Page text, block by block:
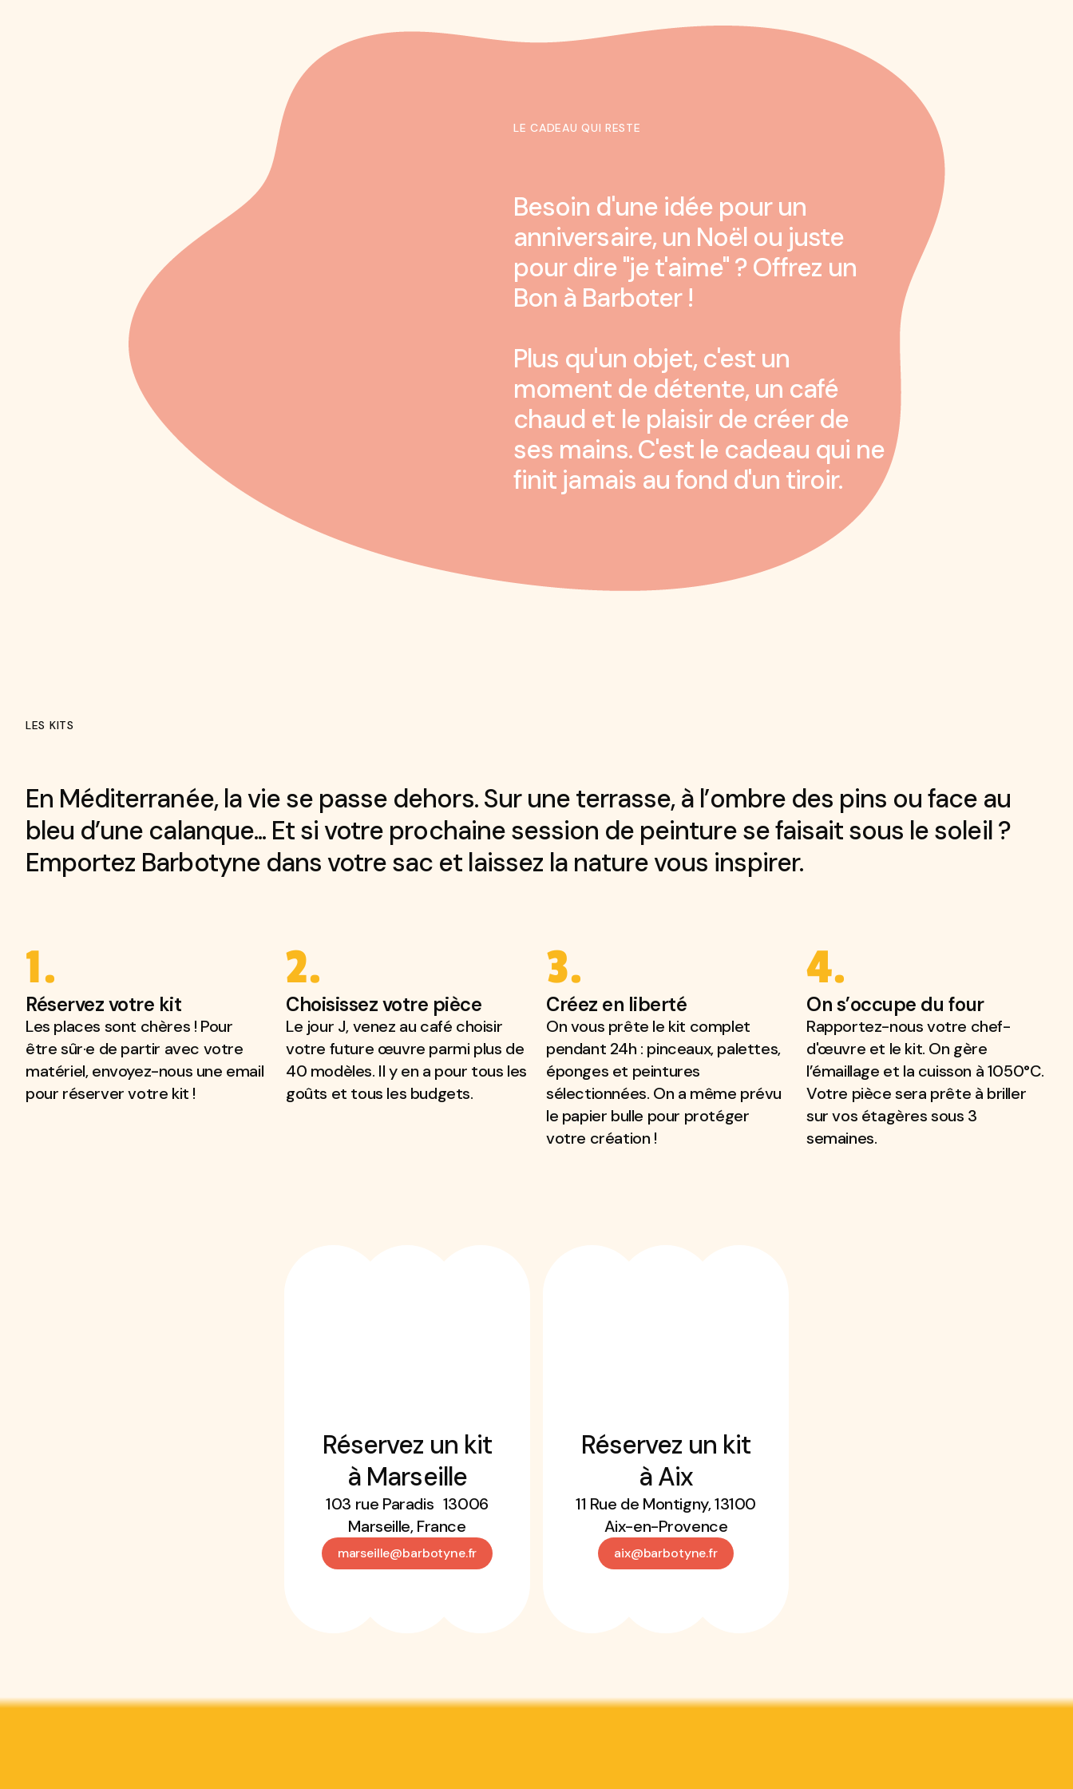
LE CADEAU QUI RESTE
Offrezde lamagie
Besoin d'une idée pour un
anniversaire, un Noël ou juste
pour dire "je t'aime" ? Offrez un
Bon à Barboter !
Plus qu'un objet, c'est un
moment de détente, un café
chaud et le plaisir de créer de
ses mains. C'est le cadeau qui ne
finit jamais au fond d'un tiroir.
LES KITS
Barbotyne en balade
En Méditerranée, la vie se passe dehors. Sur une terrasse, à l’ombre des pins ou face au
bleu d’une calanque... Et si votre prochaine session de peinture se faisait sous le soleil ?
Emportez Barbotyne dans votre sac et laissez la nature vous inspirer.
1.
Réservez votre kit
Les places sont chères ! Pour
être sûr·e de partir avec votre
matériel, envoyez-nous une email
pour réserver votre kit !
2.
Choisissez votre pièce
Le jour J, venez au café choisir
votre future œuvre parmi plus de
40 modèles. Il y en a pour tous les
goûts et tous les budgets.
3.
Créez en liberté
On vous prête le kit complet
pendant 24h : pinceaux, palettes,
éponges et peintures
sélectionnées. On a même prévu
le papier bulle pour protéger
votre création !
4.
On s’occupe du four
Rapportez-nous votre chef-
d'œuvre et le kit. On gère
l’émaillage et la cuisson à 1050°C.
Votre pièce sera prête à briller
sur vos étagères sous 3
semaines.
Réservez un kit
à Marseille
103 rue Paradis 13006
Marseille, France
marseille@barbotyne.fr
Réservez un kit
à Aix
11 Rue de Montigny, 13100
Aix-en-Provence
aix@barbotyne.fr